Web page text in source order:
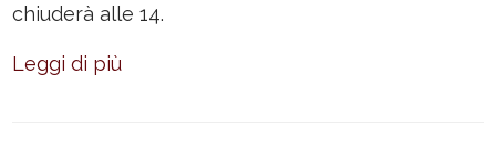
chiuderà alle 14.
Leggi di più